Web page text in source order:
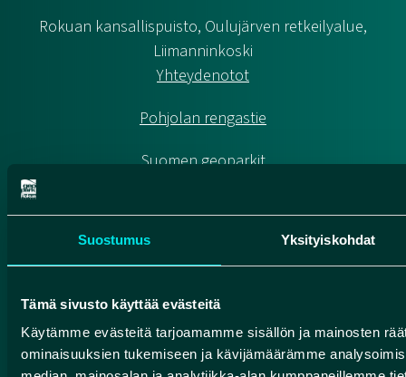
Suostumus Yksityiskohdat
Tämä sivusto käyttää evästeitä
Käytämme evästeitä tarjoamamme sisällön ja mainosten
ominaisuuksien tukemiseen ja kävijämäärämme
Rokuan kansallispuisto, Oulujärven retkeilyalue,
Liimanninkoski
Yhteydenotot
Pohjolan rengastie
Suomen geoparkit
HUMANPOLIS OY (ROKUA GEOPARK)
Valtatie 17
info@rokuageopark.fi